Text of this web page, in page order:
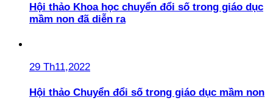
Hội thảo Khoa học chuyển đổi số trong giáo dục
mầm non đã diễn ra
29 Th11,2022
Hội thảo Chuyển đổi số trong giáo dục mầm non